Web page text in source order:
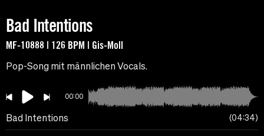
Bad Intentions
MF-10888 | 126 BPM | Gis-Moll
Pop-Song mit männlichen Vocals.
00:00
Bad Intentions 04:34